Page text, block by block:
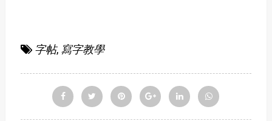
字帖, 寫字教學